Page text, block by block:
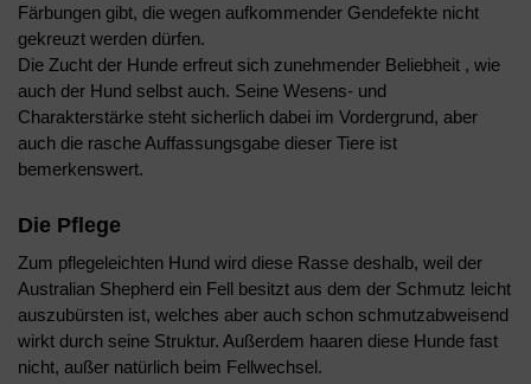
Färbungen gibt, die wegen aufkommender Gendefekte nicht
gekreuzt werden dürfen.
Die Zucht der Hunde erfreut sich zunehmender Beliebheit , wie
auch der Hund selbst auch. Seine Wesens- und
Charakterstärke steht sicherlich dabei im Vordergrund, aber
auch die rasche Auffassungsgabe dieser Tiere ist
bemerkenswert.
Die Pflege
Zum pflegeleichten Hund wird diese Rasse deshalb, weil der
Australian Shepherd ein Fell besitzt aus dem der Schmutz leicht
auszubürsten ist, welches aber auch schon schmutzabweisend
wirkt durch seine Struktur. Außerdem haaren diese Hunde fast
nicht, außer natürlich beim Fellwechsel.